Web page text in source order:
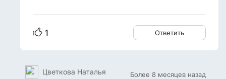
1 Ответить
Более 8 месяцев назад
Цветкова Наталья